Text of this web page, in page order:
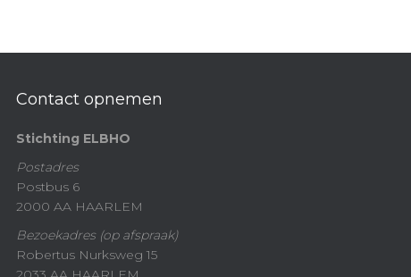
Contact opnemen
Stichting ELBHO
Postadres
Postbus 6
2000 AA HAARLEM
Bezoekadres (op afspraak)
Robertus Nurksweg 15